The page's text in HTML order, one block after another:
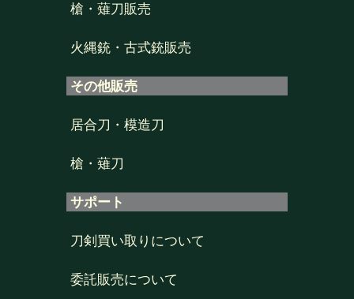
槍・薙刀販売
火縄銃・古式銃販売
その他販売
居合刀・模造刀
槍・薙刀
サポート
刀剣買い取りについて
委託販売について